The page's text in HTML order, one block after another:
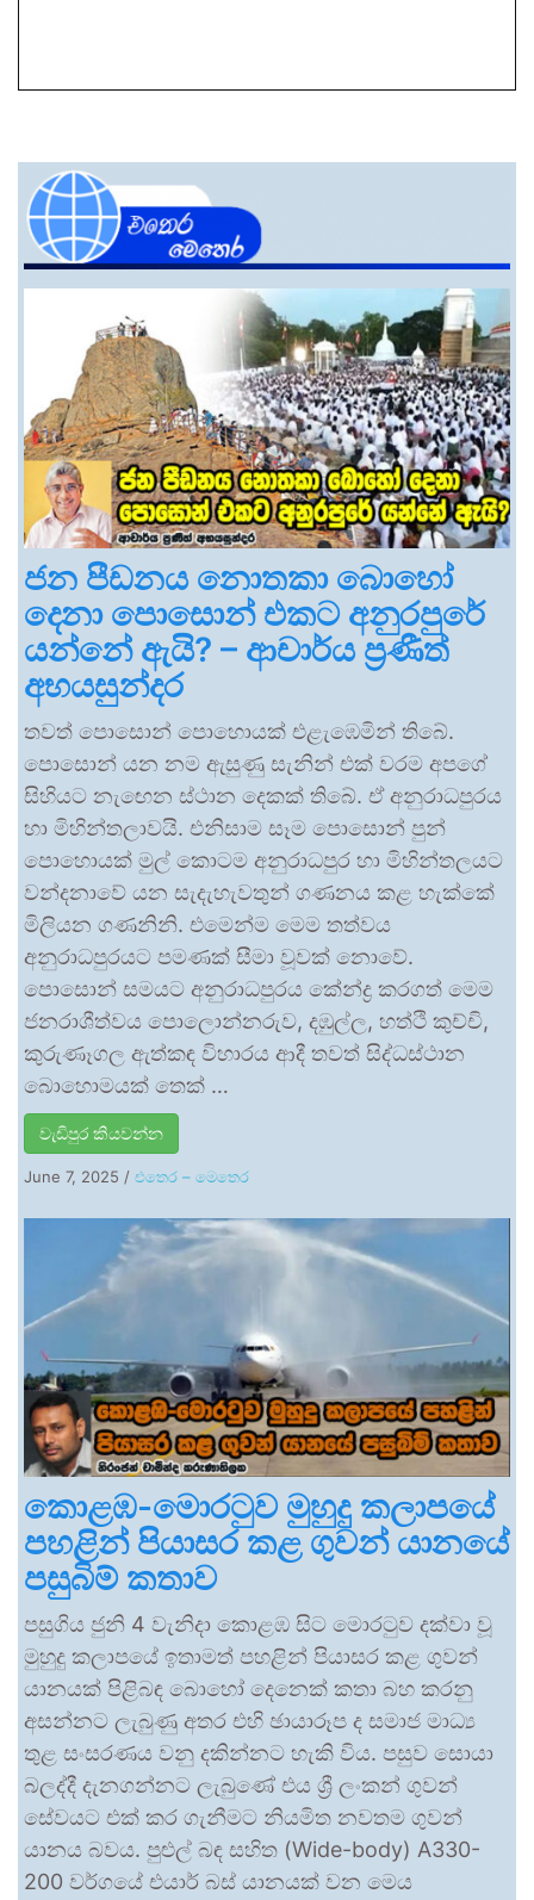
ජන පීඩනය නොතකා බොහෝ
දෙනා පොසොන් එකට අනුරපුරේ
යන්නේ ඇයි? – ආචාර්ය ප්‍රණීත්
අභයසුන්දර
තවත් පොසොන් පොහොයක් එළැඹෙමින් තිබේ.
පොසොන් යන නම ඇසුණු සැනින් එක් වරම අපගේ
සිහියට නැඟෙන ස්ථාන දෙකක් තිබේ. ඒ අනුරාධපුරය
හා මිහින්තලාවයි. එනිසාම සෑම පොසොන් පුන්
පොහොයක් මුල් කොටම අනුරාධපුර හා මිහින්තලයට
වන්දනාවේ යන සැදැහැවතුන් ගණනය කළ හැක්කේ
මිලියන ගණනිනි. එමෙන්ම මෙම තත්වය
අනුරාධපුරයට පමණක් සීමා වූවක් නොවේ.
පොසොන් සමයට අනුරාධපුරය කේන්ද්‍ර කරගත් මෙම
ජනරාශීත්වය පොලොන්නරුව, දඹුල්ල, හත්ථි කුච්චි,
කුරුණෑගල ඇත්කඳ විහාරය ආදී තවත් සිද්ධස්ථාන
බොහොමයක් තෙක් …
වැඩිපුර කියවන්න
June 7, 2025 / එතෙර – මෙතෙර
කොළඹ-මොරටුව මුහුදු කලාපයේ
පහළින් පියාසර කළ ගුවන් යානයේ
පසුබිම් කතාව
පසුගිය ජුනි 4 වැනිදා කොළඹ සිට මොරටුව දක්වා වූ
මුහුදු කලාපයේ ඉතාමත් පහළින් පියාසර කළ ගුවන්
යානයක් පිළිබඳ බොහෝ දෙනෙක් කතා බහ කරනු
අසන්නට ලැබුණු අතර එහි ඡායාරූප ද සමාජ මාධ්‍ය
තුළ සංසරණය වනු දකින්නට හැකි විය. පසුව සොයා
බලද්දී දැනගන්නට ලැබුණේ එය ශ්‍රී ලංකන් ගුවන්
සේවයට එක් කර ගැනීමට නියමිත නවතම ගුවන්
යානය බවය. පුළුල් බඳ සහිත (Wide-body) A330-
200 වර්ගයේ එයාර් බස් යානයක් වන මෙය